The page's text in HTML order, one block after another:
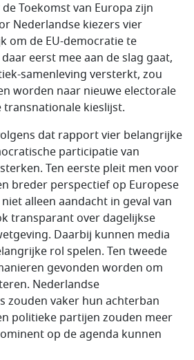
Toekomst van Europa zijn
Nederlandse kiezers vier
om de EU-democratie te
eerst mee aan de slag gaat,
samenleving versterkt, zou
worden naar nieuwe electorale
transnationale kieslijst.
dat rapport vier belangrijke
participatie van
Ten eerste pleit men voor
breder perspectief op Europese
niet alleen aandacht in geval van
transparant over dagelijkse
Daarbij kunnen media
rol spelen. Ten tweede
gevonden worden om
Nederlandse
zouden vaker hun achterban
politieke partijen zouden meer
op de agenda kunnen